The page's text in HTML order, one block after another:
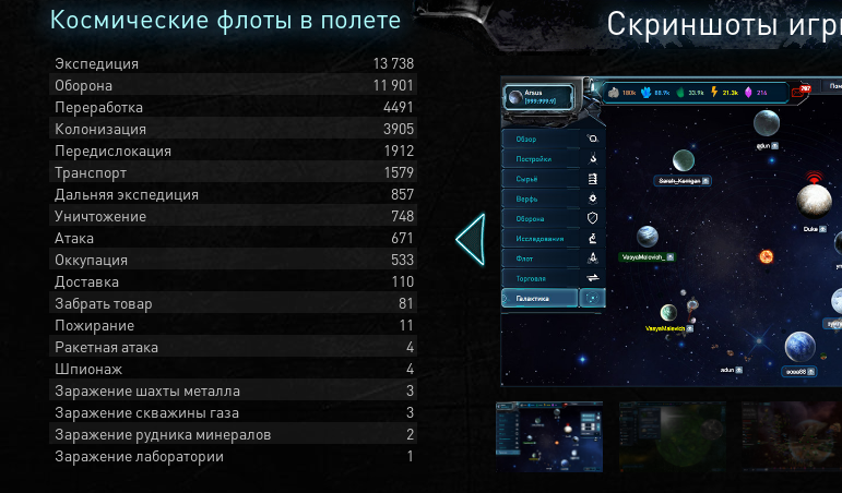
Космические флоты в полете
Экспедиция
13 738
Оборона
11 901
Переработка
4491
Колонизация
3905
Передислокация
1912
Транспорт
1579
Дальняя экспедиция
857
Уничтожение
748
Атака
671
Оккупация
533
Доставка
110
Забрать товар
81
Пожирание
11
Ракетная атака
4
Шпионаж
4
Заражение шахты металла
3
Заражение скважины газа
3
Заражение рудника минералов
2
Заражение лаборатории
1
Скриншоты